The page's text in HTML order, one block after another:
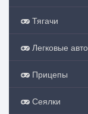
Тягачи
Легковые
Прицепы
Сеялки